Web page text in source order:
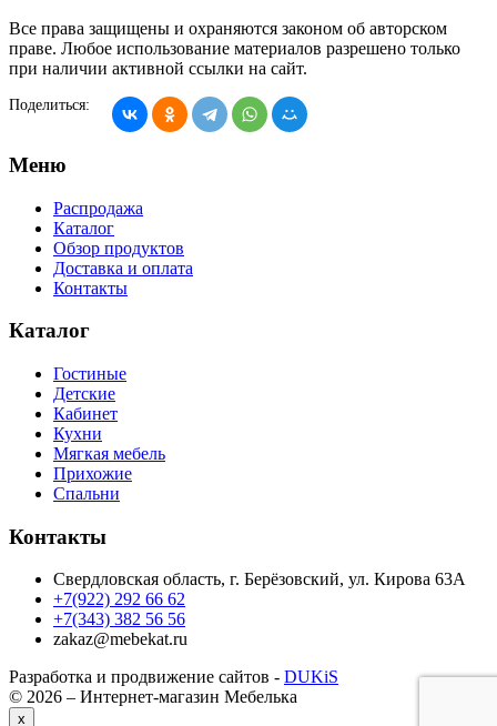
Все права защищены и охраняются законом об авторском
праве. Любое использование материалов разрешено только
при наличии активной ссылки на сайт.
Поделиться:
Меню
Распродажа
Каталог
Обзор продуктов
Доставка и оплата
Контакты
Каталог
Гостиные
Детские
Кабинет
Кухни
Мягкая мебель
Прихожие
Спальни
Контакты
Свердловская область, г. Берёзовский, ул. Кирова 63А
+7(922) 292 66 62
+7(343) 382 56 56
zakaz@mebekat.ru
Разработка и продвижение сайтов - DUKiS
© 2026 – Интернет-магазин Мебелька
x